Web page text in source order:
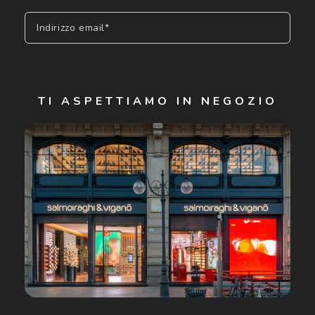
Indirizzo email*
Cliccando su "Iscriviti", confermo di avere più di 16 anni e
acconsento all'utilizzo dei miei Dati Personali da parte di
Luxottica Group S.p.A. per l'invio di offerte speciali, novità
ed altre comunicazioni di carattere pubblicitario (consultare
Informativa sulla privacyper ulteriori informazioni).
TI ASPETTIAMO IN NEGOZIO